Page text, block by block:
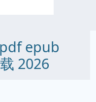
epub
2026